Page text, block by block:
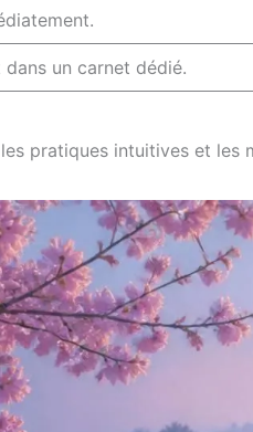
un carnet dédié.
pratiques intuitives et